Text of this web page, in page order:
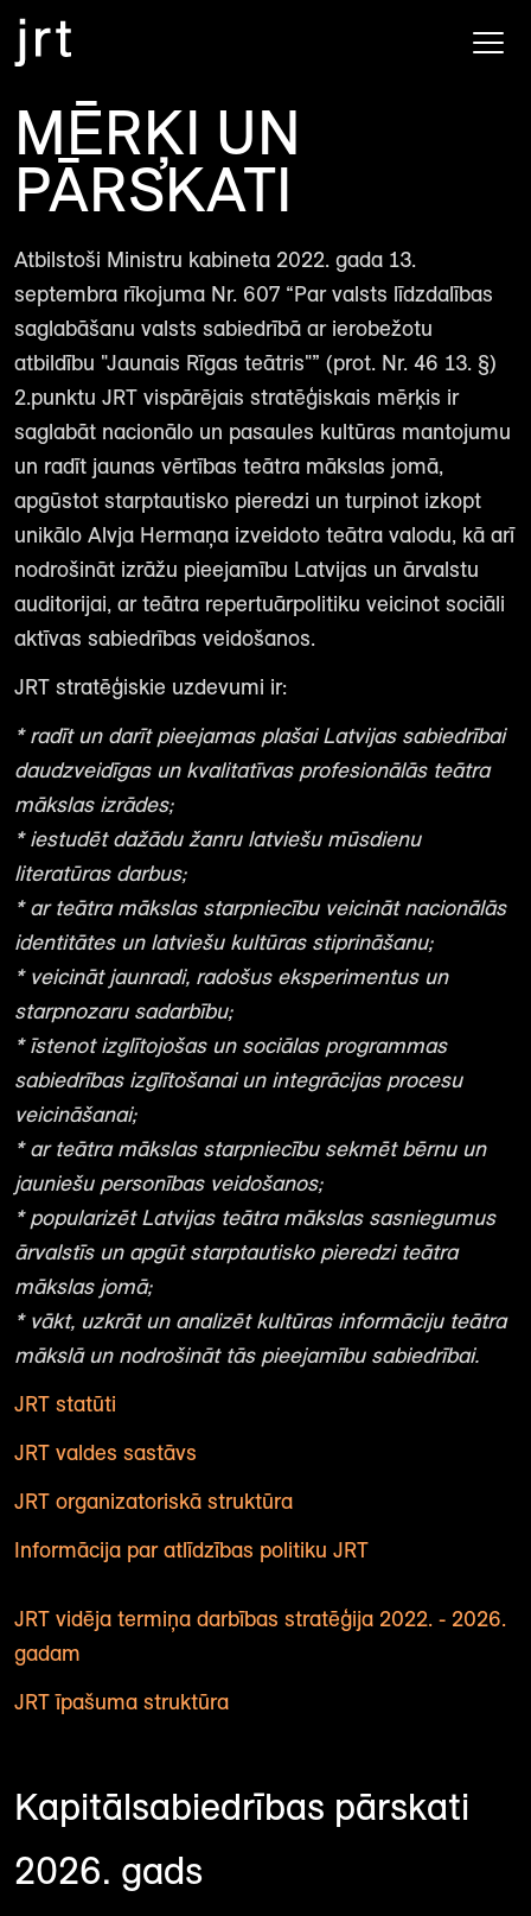
MĒRĶI UN
PĀRSKATI
Atbilstoši Ministru kabineta 2022. gada 13.
septembra rīkojuma Nr. 607 “Par valsts līdzdalības
saglabāšanu valsts sabiedrībā ar ierobežotu
atbildību "Jaunais Rīgas teātris"” (prot. Nr. 46 13. §)
2.punktu JRT vispārējais stratēģiskais mērķis ir
saglabāt nacionālo un pasaules kultūras mantojumu
un radīt jaunas vērtības teātra mākslas jomā,
apgūstot starptautisko pieredzi un turpinot izkopt
unikālo Alvja Hermaņa izveidoto teātra valodu, kā arī
nodrošināt izrāžu pieejamību Latvijas un ārvalstu
auditorijai, ar teātra repertuārpolitiku veicinot sociāli
aktīvas sabiedrības veidošanos.
JRT stratēģiskie uzdevumi ir:
* radīt un darīt pieejamas plašai Latvijas sabiedrībai
daudzveidīgas un kvalitatīvas profesionālās teātra
mākslas izrādes;
* iestudēt dažādu žanru latviešu mūsdienu
literatūras darbus;
* ar teātra mākslas starpniecību veicināt nacionālās
identitātes un latviešu kultūras stiprināšanu;
* veicināt jaunradi, radošus eksperimentus un
starpnozaru sadarbību;
* īstenot izglītojošas un sociālas programmas
sabiedrības izglītošanai un integrācijas procesu
veicināšanai;
* ar teātra mākslas starpniecību sekmēt bērnu un
jauniešu personības veidošanos;
* popularizēt Latvijas teātra mākslas sasniegumus
ārvalstīs un apgūt starptautisko pieredzi teātra
mākslas jomā;
* vākt, uzkrāt un analizēt kultūras informāciju teātra
mākslā un nodrošināt tās pieejamību sabiedrībai.
JRT statūti
JRT valdes sastāvs
JRT organizatoriskā struktūra
Informācija par atlīdzības politiku JRT
JRT vidēja termiņa darbības stratēģija 2022. - 2026.
gadam
JRT īpašuma struktūra
Kapitālsabiedrības pārskati
2026. gads